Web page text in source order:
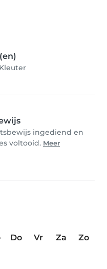
Kleuter
ingediend en
voltooid. Meer
Do Vr Za
Zo